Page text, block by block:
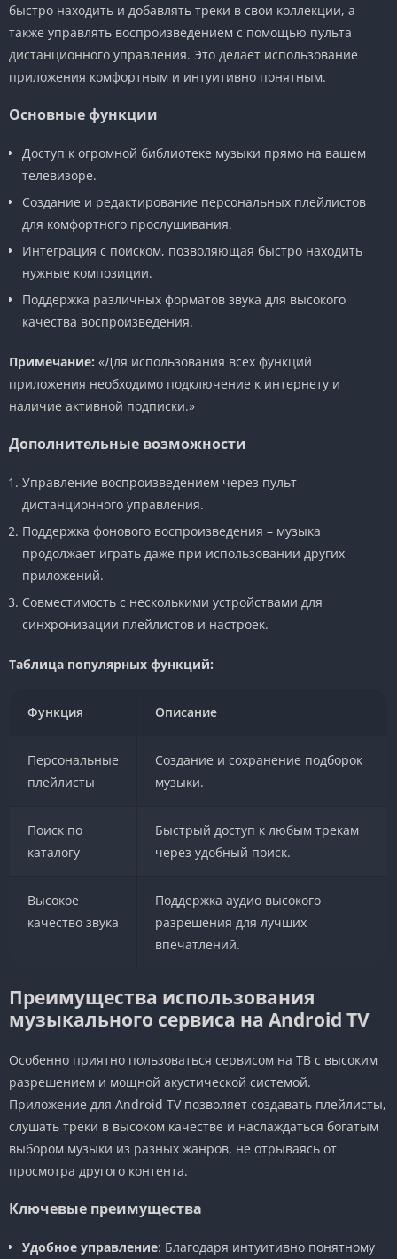
быстро находить и добавлять треки в свои коллекции, а
также управлять воспроизведением с помощью пульта
дистанционного управления. Это делает использование
приложения комфортным и интуитивно понятным.
Основные функции
Доступ к огромной библиотеке музыки прямо на вашем
телевизоре.
Создание и редактирование персональных плейлистов
для комфортного прослушивания.
Интеграция с поиском, позволяющая быстро находить
нужные композиции.
Поддержка различных форматов звука для высокого
качества воспроизведения.
Примечание: «Для использования всех функций
приложения необходимо подключение к интернету и
наличие активной подписки.»
Дополнительные возможности
Управление воспроизведением через пульт
дистанционного управления.
Поддержка фонового воспроизведения – музыка
продолжает играть даже при использовании других
приложений.
Совместимость с несколькими устройствами для
синхронизации плейлистов и настроек.
Таблица популярных функций:
Функция Описание
Персональные
плейлисты
Создание и сохранение подборок
музыки.
Поиск по
каталогу
Быстрый доступ к любым трекам
через удобный поиск.
Высокое
качество звука
Поддержка аудио высокого
разрешения для лучших
впечатлений.
Преимущества использования
музыкального сервиса на Android TV
Особенно приятно пользоваться сервисом на ТВ с высоким
разрешением и мощной акустической системой.
Приложение для Android TV позволяет создавать плейлисты,
слушать треки в высоком качестве и наслаждаться богатым
выбором музыки из разных жанров, не отрываясь от
просмотра другого контента.
Ключевые преимущества
Удобное управление: Благодаря интуитивно понятному